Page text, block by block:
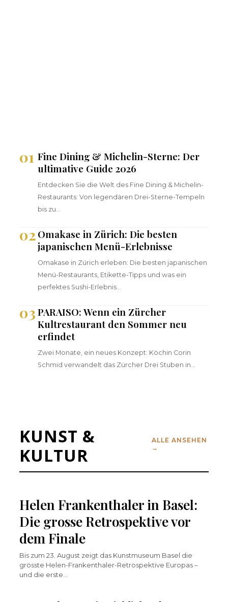
01 Fine Dining & Michelin-Sterne: Der
ultimative Guide 2026
Entdecken Sie die Welt des Fine Dining & Michelin-
Restaurants: Von legendären Drei-Sterne-Tempeln
bis zu…
02Omakase in Zürich: Die besten
japanischen Menü-Erlebnisse
Omakase in Zürich erleben: Die besten japanischen
Menü-Restaurants, Etikette-Tipps und was ein
perfektes Sushi-Erlebnis…
03PARAISO: Wenn ein Zürcher
Kultrestaurant den Sommer neu
erfindet
Zwei Monate, ein neues Konzept: Köchin Corin
Schmid verwandelt das Zürcher Drei Stuben in…
KUNST &
KULTUR
ALLE ANSEHEN
→
Helen Frankenthaler in Basel:
Die grosse Retrospektive vor
dem Finale
Bis zum 23. August zeigt das Kunstmuseum Basel die
grösste Helen-Frankenthaler-Retrospektive Europas –
und die erste…